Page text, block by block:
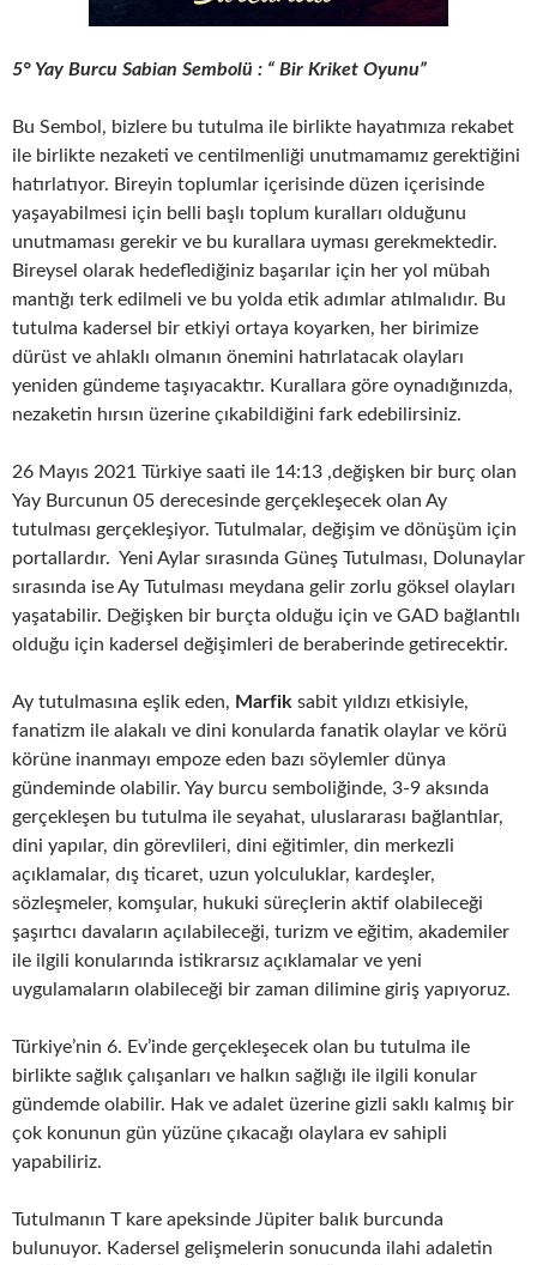
5° Yay Burcu Sabian Sembolü : “ Bir Kriket Oyunu”
Bu Sembol, bizlere bu tutulma ile birlikte hayatımıza rekabet
ile birlikte nezaketi ve centilmenliği unutmamamız gerektiğini
hatırlatıyor. Bireyin toplumlar içerisinde düzen içerisinde
yaşayabilmesi için belli başlı toplum kuralları olduğunu
unutmaması gerekir ve bu kurallara uyması gerekmektedir.
Bireysel olarak hedeflediğiniz başarılar için her yol mübah
mantığı terk edilmeli ve bu yolda etik adımlar atılmalıdır. Bu
tutulma kadersel bir etkiyi ortaya koyarken, her birimize
dürüst ve ahlaklı olmanın önemini hatırlatacak olayları
yeniden gündeme taşıyacaktır. Kurallara göre oynadığınızda,
nezaketin hırsın üzerine çıkabildiğini fark edebilirsiniz.
26 Mayıs 2021 Türkiye saati ile 14:13 ,değişken bir burç olan
Yay Burcunun 05 derecesinde gerçekleşecek olan Ay
tutulması gerçekleşiyor. Tutulmalar, değişim ve dönüşüm için
portallardır. Yeni Aylar sırasında Güneş Tutulması, Dolunaylar
sırasında ise Ay Tutulması meydana gelir zorlu göksel olayları
yaşatabilir. Değişken bir burçta olduğu için ve GAD bağlantılı
olduğu için kadersel değişimleri de beraberinde getirecektir.
Ay tutulmasına eşlik eden, Marfik sabit yıldızı etkisiyle,
fanatizm ile alakalı ve dini konularda fanatik olaylar ve körü
körüne inanmayı empoze eden bazı söylemler dünya
gündeminde olabilir. Yay burcu semboliğinde, 3-9 aksında
gerçekleşen bu tutulma ile seyahat, uluslararası bağlantılar,
dini yapılar, din görevlileri, dini eğitimler, din merkezli
açıklamalar, dış ticaret, uzun yolculuklar, kardeşler,
sözleşmeler, komşular, hukuki süreçlerin aktif olabileceği
şaşırtıcı davaların açılabileceği, turizm ve eğitim, akademiler
ile ilgili konularında istikrarsız açıklamalar ve yeni
uygulamaların olabileceği bir zaman dilimine giriş yapıyoruz.
Türkiye’nin 6. Ev’inde gerçekleşecek olan bu tutulma ile
birlikte sağlık çalışanları ve halkın sağlığı ile ilgili konular
gündemde olabilir. Hak ve adalet üzerine gizli saklı kalmış bir
çok konunun gün yüzüne çıkacağı olaylara ev sahipli
yapabiliriz.
Tutulmanın T kare apeksinde Jüpiter balık burcunda
bulunuyor. Kadersel gelişmelerin sonucunda ilahi adaletin